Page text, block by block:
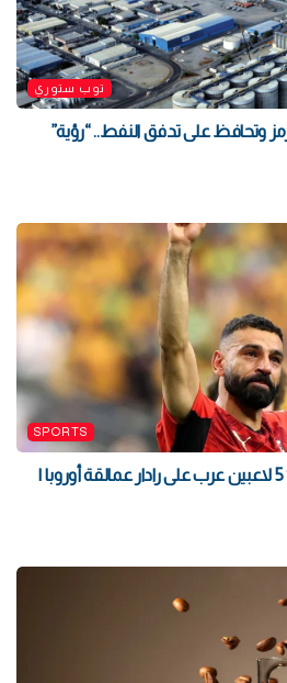
توب ستوري
وتحافظ على تدفق النفط.. “رؤية”
SPORTS
من سيكون الصفقة الأغلى؟ 5 لاعبين عرب على رادار عمالقة أوروبا |